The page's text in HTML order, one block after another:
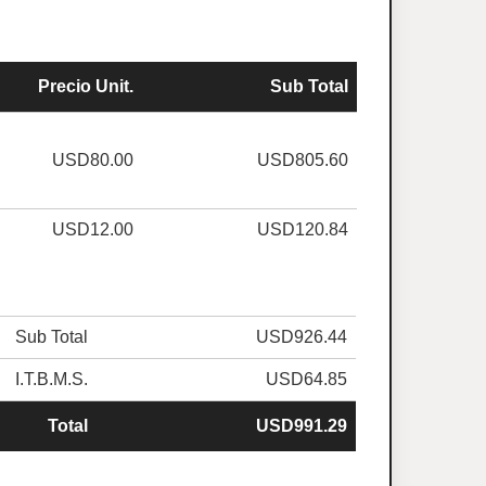
Precio Unit. Sub Total
USD80.00 USD805.60
USD12.00 USD120.84
Sub Total USD926.44
I.T.B.M.S. USD64.85
Total USD991.29